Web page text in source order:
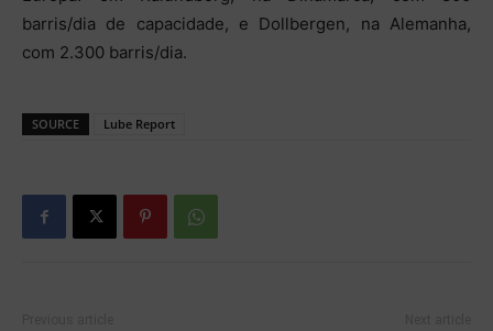
barris/dia de capacidade, e Dollbergen, na Alemanha,
com 2.300 barris/dia.
SOURCE Lube Report